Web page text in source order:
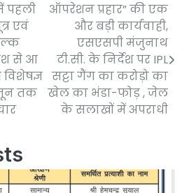
पहली
एवं
से आ
विशेषज्ञ
जून तक
ऑपरेशन प्रहार” की एक
और बड़ी कार्यवाही,
एसएसपी मंजुनाथ
टी.सी. के निर्देश पर IPL
सट्टा गैंग का करोड़ो का
खेल का भंडा-फोड़ , जेल
के सलाखों में अपराधी